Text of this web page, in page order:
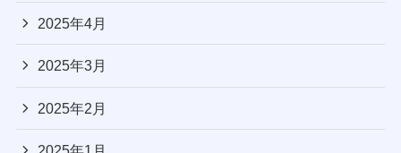
2025年4月
2025年3月
2025年2月